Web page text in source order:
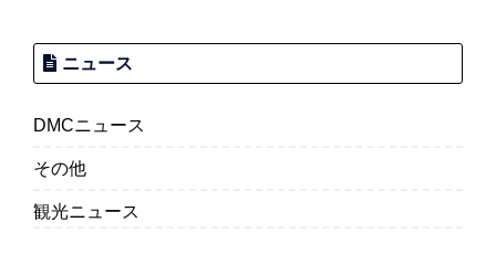
ニュース
DMCニュース
その他
観光ニュース